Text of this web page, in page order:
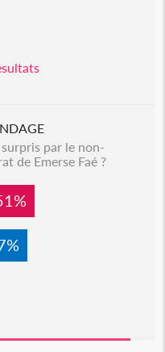
par le non-
de Emerse Faé ?